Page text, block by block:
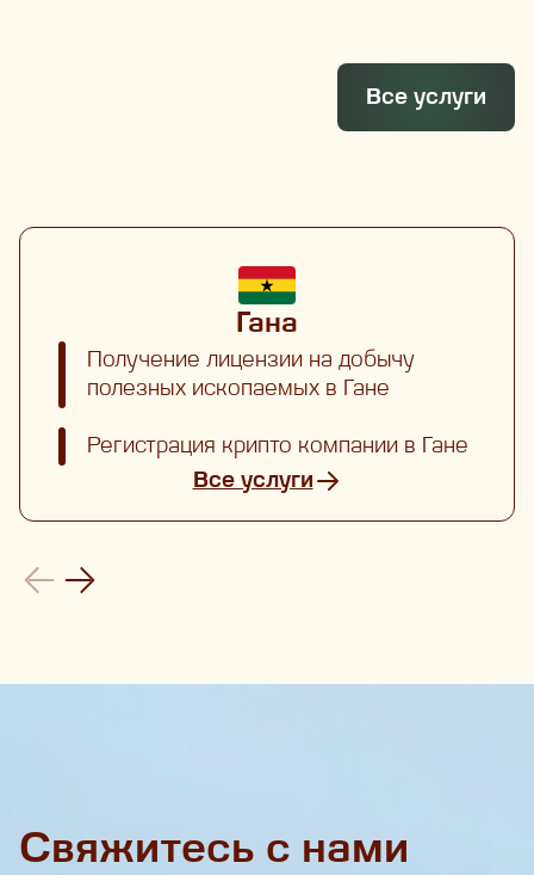
Все услуги
Гана
Получение лицензии на добычу
полезных ископаемых в Гане
Регистрация крипто компании в Гане
Все услуги
Свяжитесь с нами